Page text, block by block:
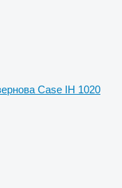
Case IH 1020